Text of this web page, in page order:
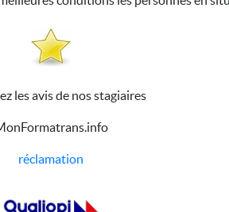
les avis de nos stagiaires
réclamation